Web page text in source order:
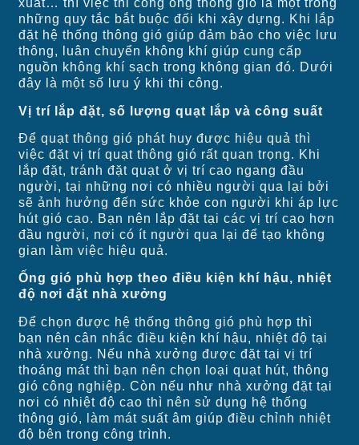
xuất… thì việc thi công ống thông gió là một trong
những quy tắc bắt buộc đối khi xây dựng. Khi lắp
đặt hệ thống thông gió giúp đảm bảo cho việc lưu
thông, luân chuyển không khí giúp cung cấp
nguồn không khí sạch trong không gian đó. Dưới
đây là một số lưu ý khi thi công.
Vị trí lắp đặt, số lượng quạt lắp và công suất
Để quạt thông gió phát huy được hiệu quả thì
việc đặt vị trí quạt thông gió rất quan trọng. Khi
lắp đặt, tránh đặt quạt ở vị trí cao ngang đầu
người, tại những nơi có nhiều người qua lại bởi
sẽ ảnh hưởng đến sức khỏe con người khi áp lực
hút gió cao. Bạn nên lắp đặt tại các vị trí cao hơn
đầu người, nơi có ít người qua lại để tạo không
gian làm việc hiệu quả.
Ống gió phù hợp theo điều kiện khí hậu, nhiệt
độ nơi đặt nhà xưởng
Để chọn được hệ thống thông gió phù hợp thì
bạn nên cân nhắc điều kiện khí hậu, nhiệt độ tại
nhà xưởng. Nếu nhà xưởng được đặt tại vị trí
thoáng mát thì bạn nên chọn loại quạt hút, thông
gió công nghiệp. Còn nếu như nhà xưởng đặt tại
nơi có nhiệt độ cao thì nên sử dụng hệ thống
thông gió, làm mát suất âm giúp điều chỉnh nhiệt
độ bên trong công trình.